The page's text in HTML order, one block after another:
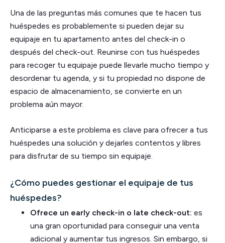
Una de las preguntas más comunes que te hacen tus
huéspedes es probablemente si pueden dejar su
equipaje en tu apartamento antes del check-in o
después del check-out. Reunirse con tus huéspedes
para recoger tu equipaje puede llevarle mucho tiempo y
desordenar tu agenda, y si tu propiedad no dispone de
espacio de almacenamiento, se convierte en un
problema aún mayor.
Anticiparse a este problema es clave para ofrecer a tus
huéspedes una solución y dejarles contentos y libres
para disfrutar de su tiempo sin equipaje.
¿Cómo puedes gestionar el equipaje de tus
huéspedes?
Ofrece un early check-in o late check-out: es
una gran oportunidad para conseguir una venta
adicional y aumentar tus ingresos. Sin embargo, si